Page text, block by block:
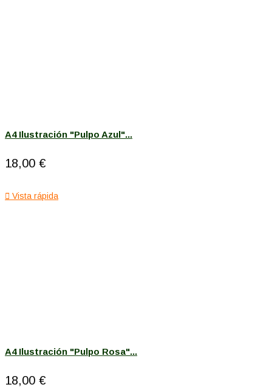
A4 Ilustración "Pulpo Azul"...
18,00 €
 Vista rápida
A4 Ilustración "Pulpo Rosa"...
18,00 €